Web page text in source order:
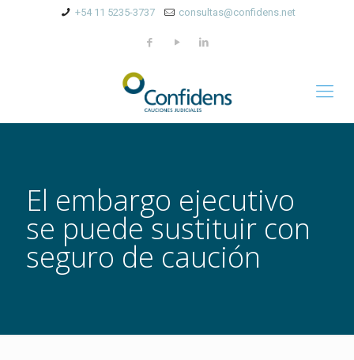
+54 11 5235-3737 consultas@confidens.net
El embargo ejecutivo
se puede sustituir con
seguro de caución